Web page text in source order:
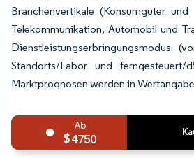
Branchenvertikale (Konsumgüter
Telekommunikation, Automobil und
Dienstleistungserbringungsmodus
Standorts/Labor und
Marktprognosen werden in
4750